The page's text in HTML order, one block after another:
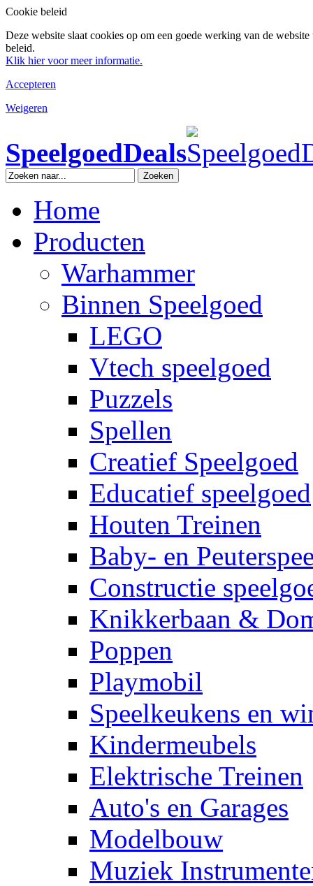
Cookie beleid
Deze website slaat cookies op om een goede werking van de
beleid.
Klik hier voor meer informatie.
Accepteren
Weigeren
SpeelgoedDeals
Zoeken
Home
Producten
Warhammer
Binnen Speelgoed
LEGO
Vtech speelgoed
Puzzels
Spellen
Creatief Speelgoed
Educatief speelgoed
Houten Treinen
Baby- en
Constructie
Knikkerbaan &
Poppen
Playmobil
Speelkeukens en
Kindermeubels
Elektrische Treinen
Auto's en Garages
Modelbouw
Muziek